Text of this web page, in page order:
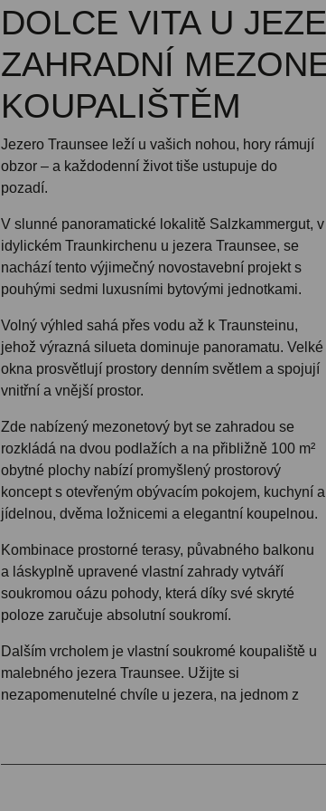
DOLCE VITA U
ZAHRADNÍ
KOUPALIŠTĚM
Jezero Traunsee leží u vašich nohou, hory rámují
obzor – a každodenní život tiše ustupuje do
pozadí.
V slunné panoramatické lokalitě Salzkammergut, v
idylickém Traunkirchenu u jezera Traunsee, se
nachází tento výjimečný novostavební projekt s
pouhými sedmi luxusními bytovými jednotkami.
Volný výhled sahá přes vodu až k Traunsteinu,
jehož výrazná silueta dominuje panoramatu. Velké
okna prosvětlují prostory denním světlem a spojují
vnitřní a vnější prostor.
Zde nabízený mezonetový byt se zahradou se
rozkládá na dvou podlažích a na přibližně 100 m²
obytné plochy nabízí promyšlený prostorový
koncept s otevřeným obývacím pokojem, kuchyní a
jídelnou, dvěma ložnicemi a elegantní koupelnou.
Kombinace prostorné terasy, půvabného balkonu
a láskyplně upravené vlastní zahrady vytváří
soukromou oázu pohody, která díky své skryté
poloze zaručuje absolutní soukromí.
Dalším vrcholem je vlastní soukromé koupaliště u
malebného jezera Traunsee. Užijte si
nezapomenutelné chvíle u jezera, na jednom z